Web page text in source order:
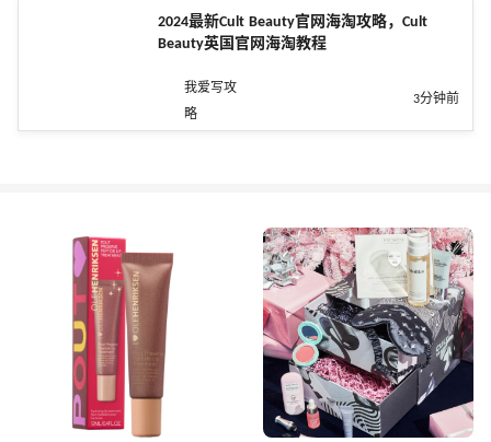
2024最新Cult Beauty官网海淘攻略，Cult
Beauty英国官网海淘教程
我爱写攻
略
3分钟前